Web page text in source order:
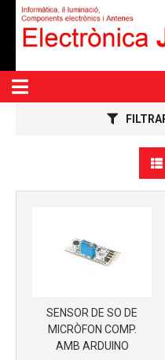
SENSOR DE SO DE
MICRÒFON COMP.
AMB ARDUINO
Más info
Más info